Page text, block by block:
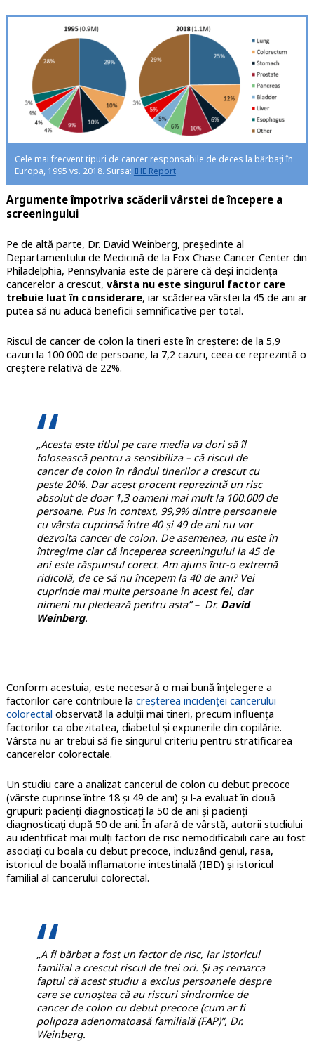
Cele mai frecvent tipuri de cancer responsabile de deces la bărbați în
Europa, 1995 vs. 2018. Sursa: IHE Report
Argumente împotriva scăderii vârstei de începere a
screeningului
Pe de altă parte, Dr. David Weinberg, președinte al
Departamentului de Medicină de la Fox Chase Cancer Center din
Philadelphia, Pennsylvania este de părere că deși incidența
cancerelor a crescut, vârsta nu este singurul factor care
trebuie luat în considerare, iar scăderea vârstei la 45 de ani ar
putea să nu aducă beneficii semnificative per total.
Riscul de cancer de colon la tineri este în creștere: de la 5,9
cazuri la 100 000 de persoane, la 7,2 cazuri, ceea ce reprezintă o
creștere relativă de 22%.
„Acesta este titlul pe care media va dori să îl
folosească pentru a sensibiliza – că riscul de
cancer de colon în rândul tinerilor a crescut cu
peste 20%. Dar acest procent reprezintă un risc
absolut de doar 1,3 oameni mai mult la 100.000 de
persoane. Pus în context, 99,9% dintre persoanele
cu vârsta cuprinsă între 40 și 49 de ani nu vor
dezvolta cancer de colon. De asemenea, nu este în
întregime clar că începerea screeningului la 45 de
ani este răspunsul corect. Am ajuns într-o extremă
ridicolă, de ce să nu începem la 40 de ani? Vei
cuprinde mai multe persoane în acest fel, dar
nimeni nu pledează pentru asta” – Dr. David
Weinberg.
Conform acestuia, este necesară o mai bună înțelegere a
factorilor care contribuie la creșterea incidenței cancerului
colorectal observată la adulții mai tineri, precum influența
factorilor ca obezitatea, diabetul și expunerile din copilărie.
Vârsta nu ar trebui să fie singurul criteriu pentru stratificarea
cancerelor colorectale.
Un studiu care a analizat cancerul de colon cu debut precoce
(vârste cuprinse între 18 și 49 de ani) și l-a evaluat în două
grupuri: pacienți diagnosticați la 50 de ani și pacienți
diagnosticați după 50 de ani. În afară de vârstă, autorii studiului
au identificat mai mulți factori de risc nemodificabili care au fost
asociați cu boala cu debut precoce, incluzând genul, rasa,
istoricul de boală inflamatorie intestinală (IBD) și istoricul
familial al cancerului colorectal.
„A fi bărbat a fost un factor de risc, iar istoricul
familial a crescut riscul de trei ori. Și aș remarca
faptul că acest studiu a exclus persoanele despre
care se cunoștea că au riscuri sindromice de
cancer de colon cu debut precoce (cum ar fi
polipoza adenomatoasă familială (FAP)”, Dr.
Weinberg.